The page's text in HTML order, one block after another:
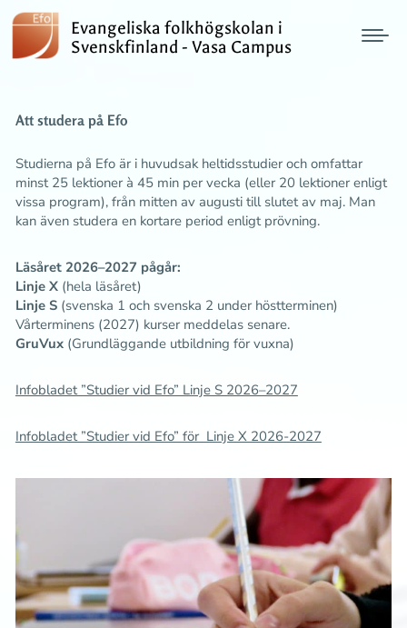
Evangeliska folkhögskolan i
Svenskfinland - Vasa Campus
Att studera på Efo
Studierna på Efo är i huvudsak heltidsstudier och omfattar
minst 25 lektioner à 45 min per vecka (eller 20 lektioner enligt
vissa program), från mitten av augusti till slutet av maj. Man
kan även studera en kortare period enligt prövning.
Läsåret 2026–2027 pågår:
Linje X(hela läsåret)
Linje S(svenska 1 och svenska 2 under höstterminen)
Vårterminens (2027) kurser meddelas senare.
GruVux(Grundläggande utbildning för vuxna)
Infobladet ”Studier vid Efo” Linje S 2026–2027
Infobladet ”Studier vid Efo” för Linje X 2026-2027